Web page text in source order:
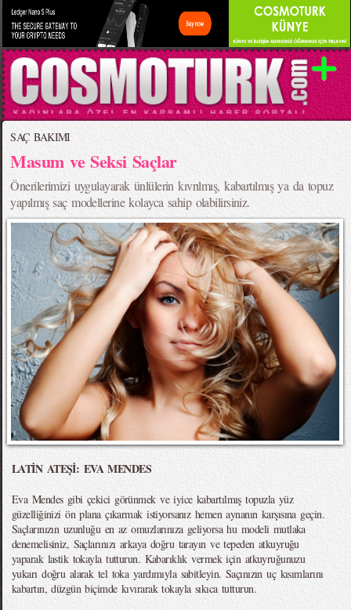
SAÇ BAKIMI
Masum ve Seksi Saçlar
Önerilerimizi uygulayarak ünlülerin kıvrılmış, kabartılmış ya da topuz
yapılmış saç modellerine kolayca sahip olabilirsiniz.
LATİN ATEŞİ: EVA MENDES
Eva Mendes gibi çekici görünmek ve iyice kabartılmış topuzla yüz
güzelliğinizi ön plana çıkarmak istiyorsanız hemen aynanın karşısına geçin.
Saçlarınızın uzunluğu en az omuzlarınıza geliyorsa hu modeli mutlaka
denemelisiniz, Saçlarınızı arkaya doğru tarayın ve tepeden atkuyruğu
yaparak lastik tokayla tutturun. Kabarıklık vermek için atkuyruğunuzu
yukarı doğru alarak tel toka yardımıyla sabitleyin. Saçınızın uç kısımlarını
kabartın, düzgün biçimde kıvırarak tokayla sıkıca tutturun.